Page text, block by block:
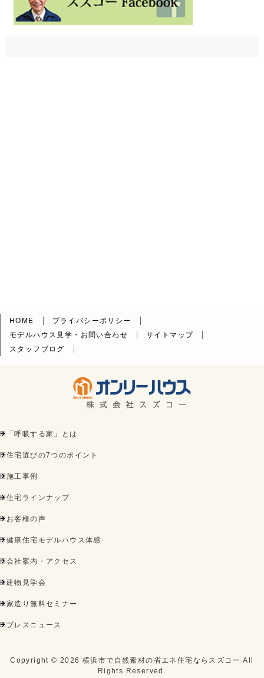
HOME
プライバシーポリシー
モデルハウス見学・お問い合わせ
サイトマップ
スタッフブログ
「呼吸する家」とは
住宅選びの7つのポイント
施工事例
住宅ラインナップ
お客様の声
健康住宅モデルハウス体感
会社案内・アクセス
建物見学会
家造り無料セミナー
プレスニュース
Copyright ©2026横浜市で自然素材の省エネ住宅ならスズコー All
Rights Reserved.